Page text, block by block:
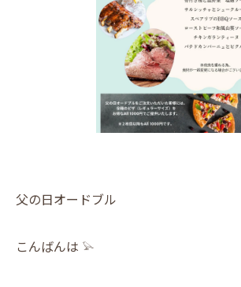
父の日オードブル
こんばんは 𓅫